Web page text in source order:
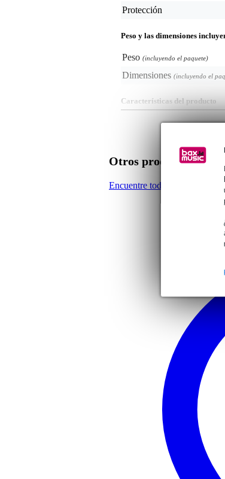
Protección
Peso y las dimensiones
Peso (incluyendo el paquete)
Dimensiones (incluyendo el
Características del producto
para K&M 100,
correa de hombro
longitud: 500 mm
Otros productos de
Encuentre todos los